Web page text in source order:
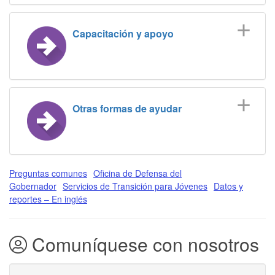
Capacitación y apoyo
Otras formas de ayudar
Preguntas comunes Oficina de Defensa del
Gobernador Servicios de Transición para Jóvenes Datos y
reportes – En inglés
Comuníquese con nosotros